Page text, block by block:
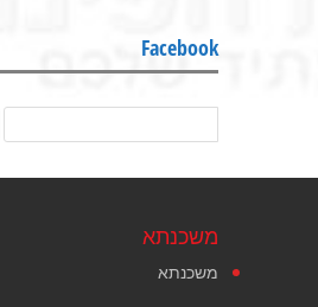
Facebook
משכנתא
משכנתא